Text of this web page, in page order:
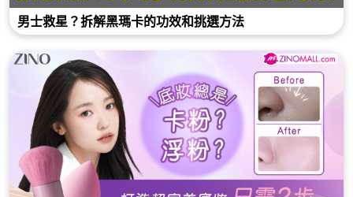
男士救星？拆解黑瑪卡的功效和挑選方法